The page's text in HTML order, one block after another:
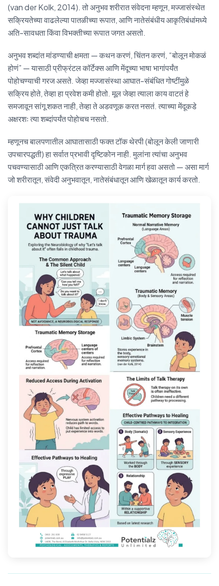
(van der Kolk, 2014). तो अनुभव शरीरात संवेदना म्हणून, मज्जासंस्थेत
सक्रियतेच्या वाढलेल्या पातळीच्या रूपात, आणि नातेसंबंधीय आकृतिबंधांमध्ये
अति-सावधता किंवा विभक्तीच्या रूपात जगत असतो.
अनुभव शब्दांत मांडण्याची क्षमता — कथन करणं, चिंतन करणं, “बोलून मोकळं
होणं” — यासाठी प्रीफ्रंटल कॉर्टेक्स आणि मेंदूच्या भाषा भागांपर्यंत
पोहोचण्याची गरज असते. जेव्हा मज्जासंस्था आघात-संबंधित गोष्टींमुळे
सक्रिय होते, तेव्हा हा प्रवेश कमी होतो. मूल जेव्हा त्याला काय वाटतं हे
समजावून सांगू शकत नाही, तेव्हा ते अडवणूक करत नसतं. त्याच्या मेंदूकडे
अक्षरशः त्या शब्दांपर्यंत पोहोचच नसतो.
म्हणूनच बालपणातील आघातासाठी फक्त टॉक थेरपी (बोलून केली जाणारी
उपचारपद्धती) हा सर्वात प्रभावी दृष्टिकोन नाही. मुलांना त्यांचा अनुभव
पचवण्यासाठी आणि एकत्रित करण्यासाठी वेगळा मार्ग हवा असतो — असा मार्ग
जो शरीरातून, संवेदी अनुभवातून, नातेसंबंधातून आणि खेळातून कार्य करतो.